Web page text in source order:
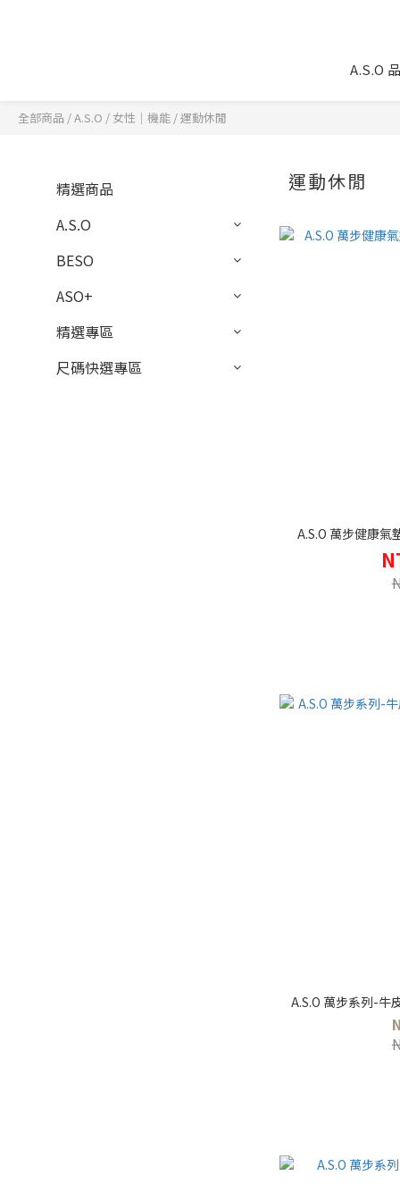
A.S.O
全部商品 /A.S.O / 女性｜機能 /運動休閒
精選商品
A.S.O
BESO
ASO+
精選專區
尺碼快選專區
運動休閒
A.S.O 萬步健康
A.S.O 萬步系列-牛